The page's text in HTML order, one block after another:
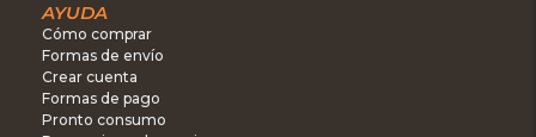
AYUDA
Cómo comprar
Formas de envío
Crear cuenta
Formas de pago
Pronto consumo